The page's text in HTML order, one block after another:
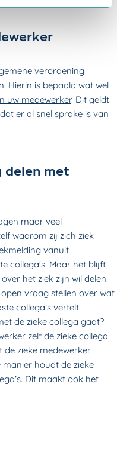
verordening
Hierin is bepaald wat wel
uw medewerker. Dit geldt
er al snel sprake is van
delen met
maar veel
waarom zij zich ziek
vanuit
collega's. Maar het blijft
het ziek zijn wil delen.
vraag stellen over wat
collega’s vertelt.
de zieke collega gaat?
zelf de zieke collega
zieke medewerker
manier houdt de zieke
Dit maakt ook het